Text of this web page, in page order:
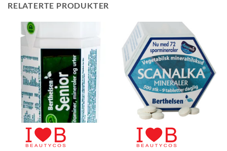
RELATERTE PRODUKTER